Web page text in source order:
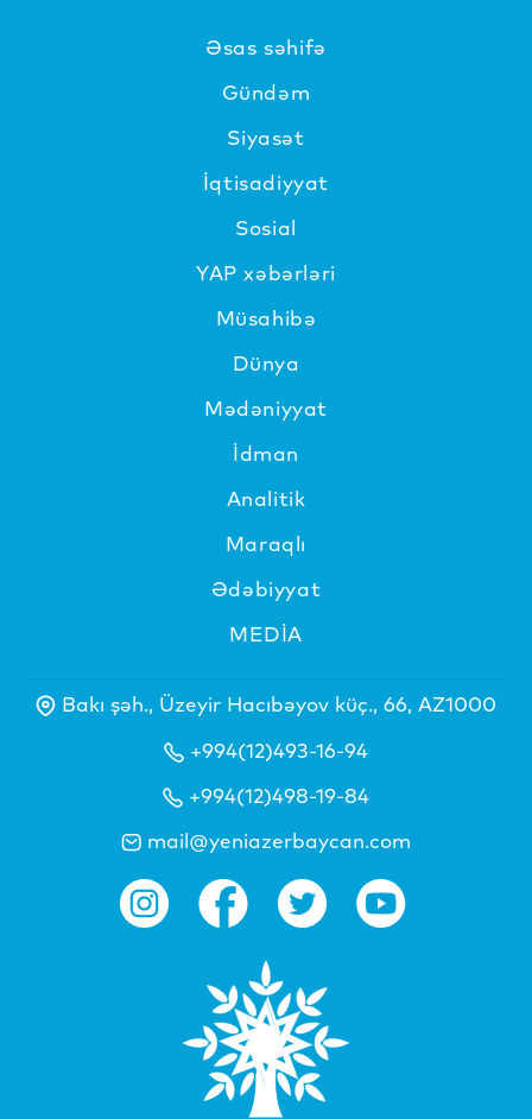
Əsas səhifə
Gündəm
Siyasət
İqtisadiyyat
Sosial
YAP xəbərləri
Müsahibə
Dünya
Mədəniyyat
İdman
Analitik
Maraqlı
Ədəbiyyat
MEDİA
Bakı şəh., Üzeyir Hacıbəyov küç., 66, AZ1000
+994(12)493-16-94
+994(12)498-19-84
mail@yeniazerbaycan.com